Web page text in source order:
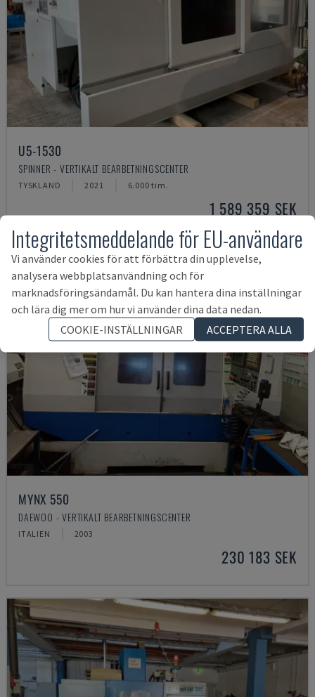
U5-1530
SPINNER - VERTIKALT BEARBETNINGSCENTER
TYSKLAND 2021 6.000 tim.
1 589 359 SEK
MYNX 550
DAEWOO - VERTIKALT BEARBETNINGSCENTER
ITALIEN 2003
230 183 SEK
Integritetsmeddelande för EU-användare
Vi använder cookies för att förbättra din upplevelse,
analysera webbplatsanvändning och för
marknadsföringsändamål. Du kan hantera dina inställningar
och lära dig mer om hur vi använder dina data nedan.
COOKIE-INSTÄLLNINGAR
ACCEPTERA ALLA